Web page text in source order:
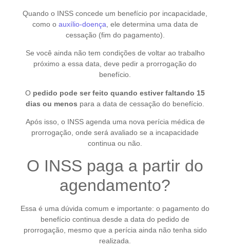
Quando o INSS concede um benefício por incapacidade,
como o auxílio-doença , ele determina uma data de
cessação (fim do pagamento).
Se você ainda não tem condições de voltar ao trabalho
próximo a essa data, deve pedir a prorrogação do
benefício.
O pedido pode ser feito quando estiver faltando 15
dias ou menos para a data de cessação do benefício.
Após isso, o INSS agenda uma nova perícia médica de
prorrogação, onde será avaliado se a incapacidade
continua ou não.
O INSS paga a partir do
agendamento?
Essa é uma dúvida comum e importante: o pagamento do
benefício continua desde a data do pedido de
prorrogação, mesmo que a perícia ainda não tenha sido
realizada.